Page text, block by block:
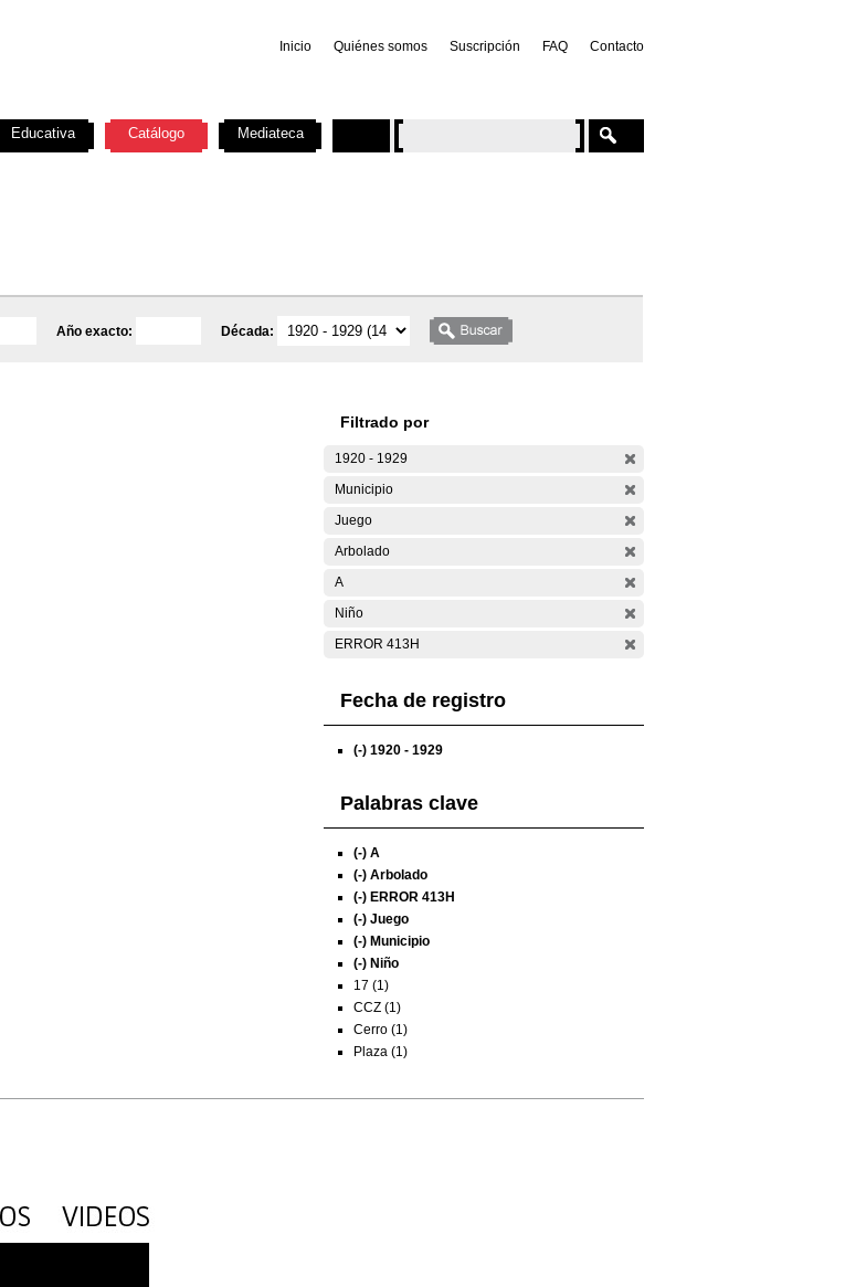
Inicio Quiénes somos Suscripción FAQ Contacto
Año exacto: Década:
Filtrado por
1920 - 1929
Municipio
Juego
Arbolado
A
Niño
ERROR 413H
Fecha de registro
(-) 1920 - 1929
Palabras clave
(-) A
(-) Arbolado
(-) ERROR 413H
(-) Juego
(-) Municipio
(-) Niño
17 (1)
CCZ (1)
Cerro (1)
Plaza (1)
Educativa Catálogo Mediateca